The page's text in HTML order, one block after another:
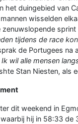
het duingebied van
wisselden
zenuwslopende
tijdens de race
de Portugees na
wil alle mensen
Stan Niesten, als
dit weekend in
hij in 58:33 de